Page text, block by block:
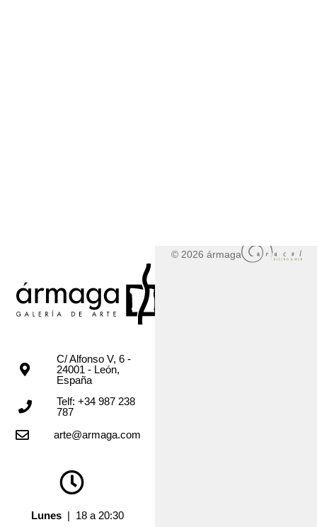
C/ Alfonso V, 6 -
24001 - León,
España
Telf: +34 987 238
787
arte@armaga.com
Lunes | 18 a 20:30
© 2026 ármaga